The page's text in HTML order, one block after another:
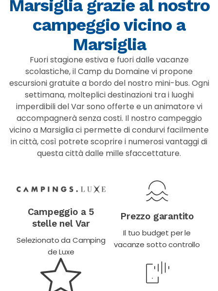
Marsiglia grazie al nostro
campeggio vicino a
Marsiglia
Fuori stagione estiva e fuori dalle vacanze
scolastiche, il Camp du Domaine vi propone
escursioni gratuite a bordo del nostro mini-bus. Ogni
settimana, molteplici destinazioni tra i luoghi
imperdibili del Var sono offerte e un animatore vi
accompagnerà senza costi. Il nostro campeggio
vicino a Marsiglia ci permette di condurvi facilmente
in città, così potrete scoprire i numerosi vantaggi di
questa città dalle mille sfaccettature.
Campeggio a 5
stelle nel Var
Selezionato da Camping
de Luxe
Prezzo garantito
Il tuo budget per le
vacanze sotto controllo